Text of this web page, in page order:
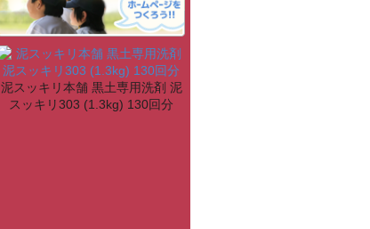
泥スッキリ本舗 黒土専用洗剤 泥
スッキリ303 (1.3kg) 130回分